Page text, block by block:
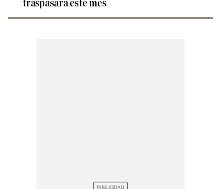
traspasará este mes